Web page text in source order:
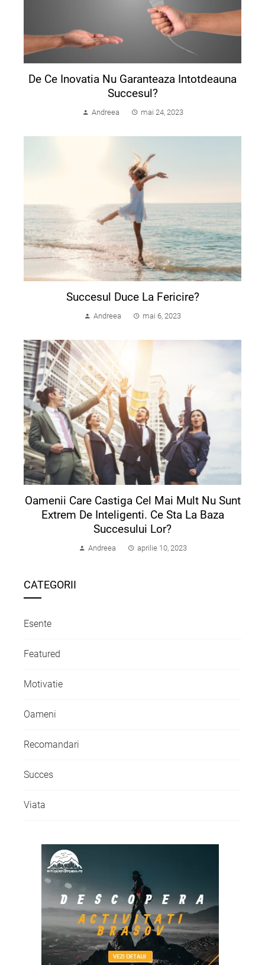
De Ce Inovatia Nu Garanteaza Intotdeauna
Succesul?
Andreea mai 24, 2023
Succesul Duce La Fericire?
Andreea mai 6, 2023
Oamenii Care Castiga Cel Mai Mult Nu Sunt
Extrem De Inteligenti. Ce Sta La Baza
Succesului Lor?
Andreea aprilie 10, 2023
CATEGORII
Esente
Featured
Motivatie
Oameni
Recomandari
Succes
Viata